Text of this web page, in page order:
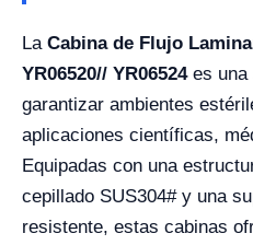
La Cabina de Flujo
YR06520// YR06524es una
garantizar ambientes
aplicaciones científicas,
Equipadas con una
cepillado SUS304# y una
resistente, estas cabinas